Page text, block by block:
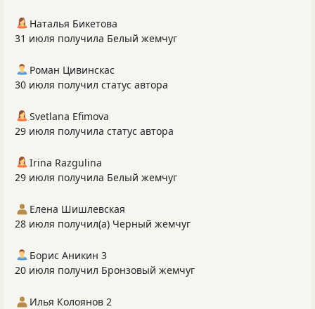
Наталья Бикетова
31 июля получила Белый жемчуг
Роман Цивинскас
30 июля получил статус автора
Svetlana Efimova
29 июля получила статус автора
Irina Razgulina
29 июля получила Белый жемчуг
Елена Шишлевская
28 июля получил(а) Черный жемчуг
Борис Аникин 3
20 июля получил Бронзовый жемчуг
Илья Колоянов 2